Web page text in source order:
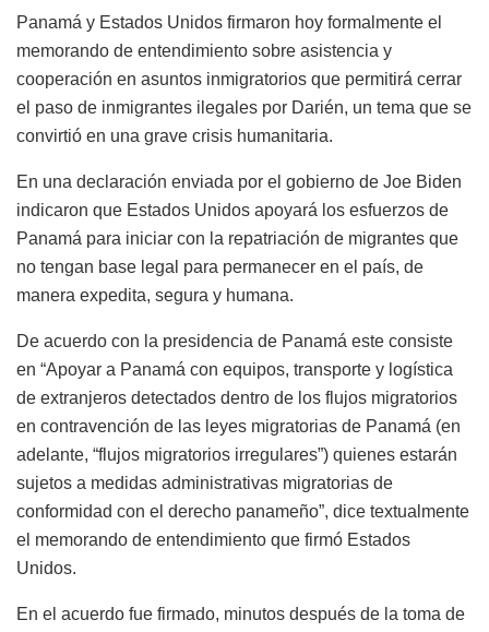
Panamá y Estados Unidos firmaron hoy formalmente el
memorando de entendimiento sobre asistencia y
cooperación en asuntos inmigratorios que permitirá cerrar
el paso de inmigrantes ilegales por Darién, un tema que se
convirtió en una grave crisis humanitaria.
En una declaración enviada por el gobierno de Joe Biden
indicaron que Estados Unidos apoyará los esfuerzos de
Panamá para iniciar con la repatriación de migrantes que
no tengan base legal para permanecer en el país, de
manera expedita, segura y humana.
De acuerdo con la presidencia de Panamá este consiste
en “Apoyar a Panamá con equipos, transporte y logística
de extranjeros detectados dentro de los flujos migratorios
en contravención de las leyes migratorias de Panamá (en
adelante, “flujos migratorios irregulares”) quienes estarán
sujetos a medidas administrativas migratorias de
conformidad con el derecho panameño”, dice textualmente
el memorando de entendimiento que firmó Estados
Unidos.
En el acuerdo fue firmado, minutos después de la toma de